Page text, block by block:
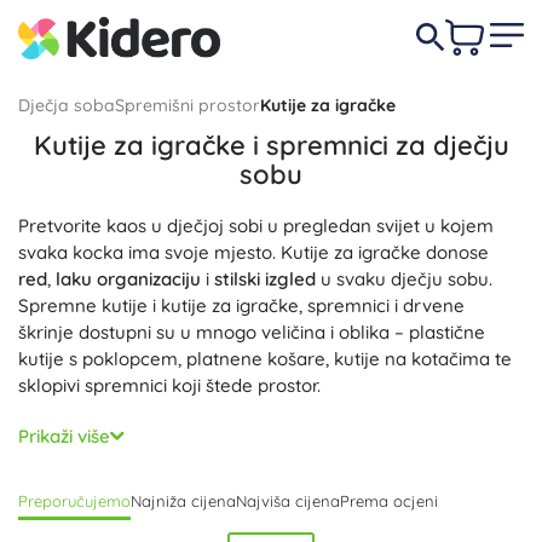
Dječja sobaSpremišni prostorKutije za igračke
Kutije za igračke i spremnici za dječju
sobu
Pretvorite kaos u dječjoj sobi u pregledan svijet u kojem
svaka kocka ima svoje mjesto. Kutije za igračke donose
red, laku organizaciju i stilski izgled u svaku dječju sobu.
Spremne kutije i kutije za igračke, spremnici i drvene
škrinje dostupni su u mnogo veličina i oblika – plastične
kutije s poklopcem, platnene košare, kutije na kotačima te
sklopivi spremnici koji štede prostor.
Odaberite stogive kutije s poklopcem za maksimalno
iskorištenje
tekstilne košare za plišance. Praktični detalji poput ručki,
prihvata, pregrada, etiketa i prozorčića za opis pomažu
Prikaži više
PreporučujemoNajniža cijenaNajviša cijenaPrema ocjeni